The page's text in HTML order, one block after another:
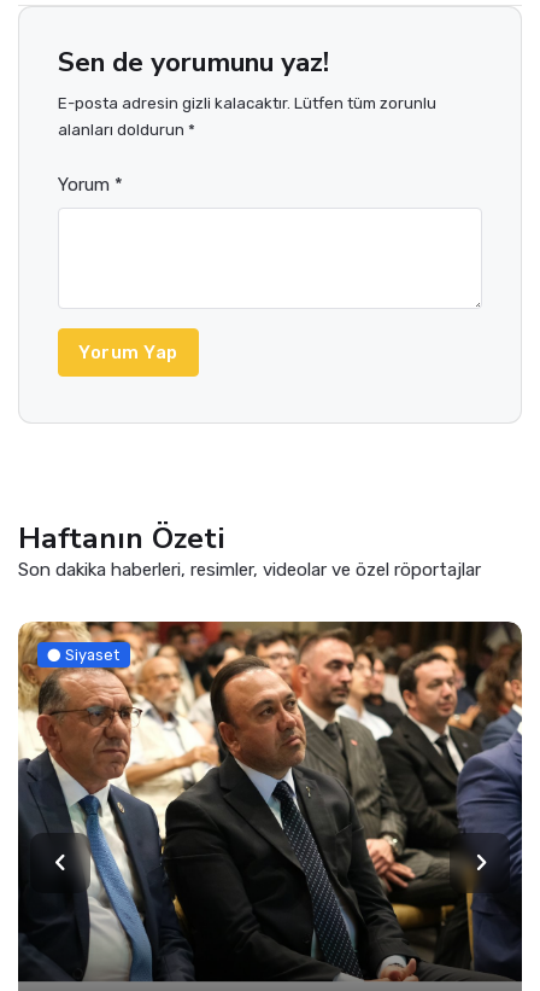
Sen de yorumunu yaz!
E-posta adresin gizli kalacaktır. Lütfen tüm zorunlu
alanları doldurun *
Yorum *
Yorum Yap
Haftanın Özeti
Son dakika haberleri, resimler, videolar ve özel röportajlar
Siyaset